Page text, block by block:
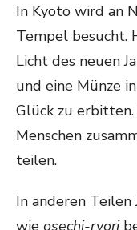
In Kyoto wird an
Tempel besucht.
Licht des neuen
und eine Münze
Glück zu
Menschen
teilen.
In anderen Teilen
wie osechi-ryori